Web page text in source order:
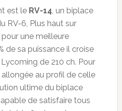
est le RV-14, un biplace
RV-6, Plus haut sur
une meilleure
de sa puissance il croise
de 210 ch. Pour
allongée au profil de celle
ultime du biplace
de satisfaire tous